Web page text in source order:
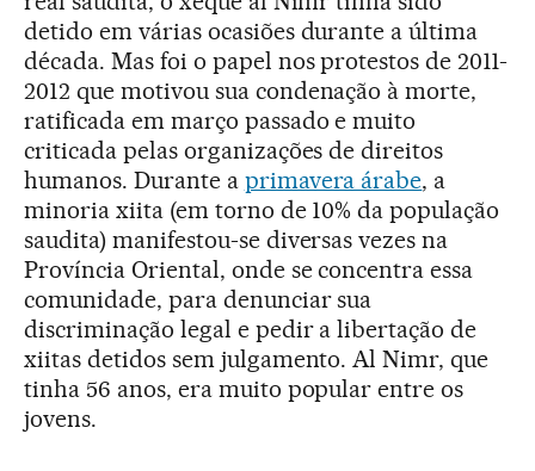
detido em várias ocasiões durante a última
década. Mas foi o papel nos protestos de 2011-
2012 que motivou sua condenação à morte,
ratificada em março passado e muito
criticada pelas organizações de direitos
humanos. Durante a primavera árabe, a
minoria xiita (em torno de 10% da população
saudita) manifestou-se diversas vezes na
Província Oriental, onde se concentra essa
comunidade, para denunciar sua
discriminação legal e pedir a libertação de
xiitas detidos sem julgamento. Al Nimr, que
tinha 56 anos, era muito popular entre os
jovens.